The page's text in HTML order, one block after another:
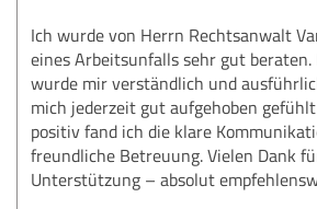
Ich wurde von Herrn Rechtsanwalt
eines Arbeitsunfalls sehr gut
wurde mir verständlich und
mich jederzeit gut aufgehoben
positiv fand ich die klare
freundliche Betreuung. Vielen Dank
Unterstützung – absolut